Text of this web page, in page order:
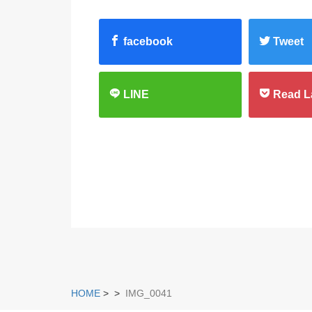
facebook Tweet
LINE Read
HOME > > IMG_0041